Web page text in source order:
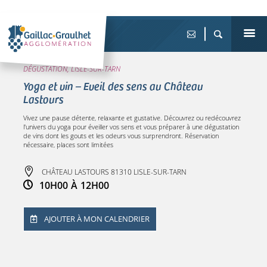
DÉGUSTATION, LISLE-SUR-TARN
Yoga et vin – Eveil des sens au Château
Lastours
Vivez une pause détente, relaxante et gustative. Découvrez ou redécouvrez
l'univers du yoga pour éveiller vos sens et vous préparer à une dégustation
de vins dont les gouts et les odeurs vous surprendront. Réservation
nécessaire, places sont limitées
CHÂTEAU LASTOURS 81310 LISLE-SUR-TARN
10H00 À 12H00
AJOUTER À MON CALENDRIER